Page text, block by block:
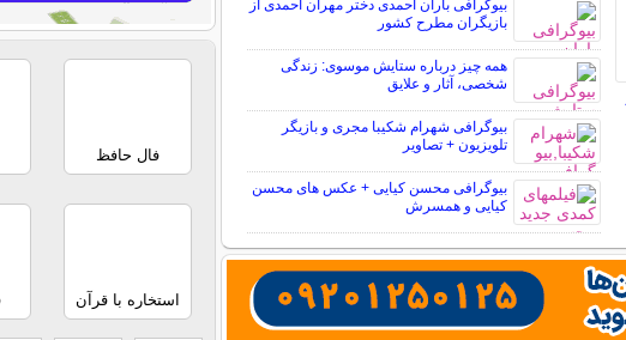
بیوگرافی باران احمدی دختر مهران احمدی از
بازیگران مطرح کشور
همه چیز درباره ستایش موسوی: زندگی
شخصی، آثار و علایق
بیوگرافی شهرام شکیبا مجری و بازیگر
تلویزیون + تصاویر
بیوگرافی محسن کیایی + عکس های محسن
کیایی و همسرش
فال حافظ
استخاره با قرآن